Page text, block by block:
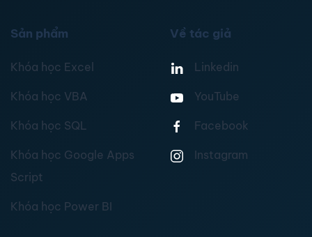
Sản phẩm
Khóa học Excel
Khóa học VBA
Khóa học SQL
Khóa học Google Apps
Script
Khóa học Power BI
Về tác giả
Linkedin
YouTube
Facebook
Instagram